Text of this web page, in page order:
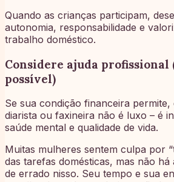
Quando as crianças participam,
autonomia, responsabilidade e
trabalho doméstico.
Considere ajuda profissional
possível)
Se sua condição financeira
diarista ou faxineira não é luxo – é
saúde mental e qualidade de vida.
Muitas mulheres sentem culpa por
das tarefas domésticas, mas não há
de errado nisso. Seu tempo e sua